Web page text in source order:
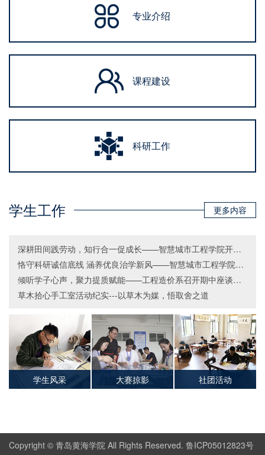
专业介绍
课程建设
科研工作
学生工作 更多内容
深耕田间践劳动，知行合一促成长——智慧城市工程学院开展田间实践劳动教育活动
恪守科研诚信底线 涵养优良治学新风——智慧城市工程学院开展科研诚信主题班会
倾听学子心声，聚力提质赋能——工程造价系召开期中座谈会暨毕业生座谈会
草木拾心手工室活动纪实---以草木为媒，悟取舍之道
学生风采 大赛掠影 社团活动
Copyright © 青岛黄海学院 All Rights Reserved. 鲁ICP05012823号